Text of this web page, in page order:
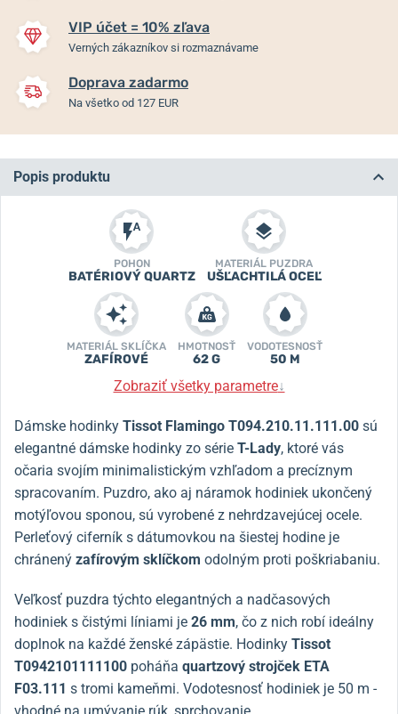
VIP účet = 10% zľava
Verných zákazníkov si rozmaznávame
Doprava zadarmo
Na všetko od 127 EUR
Popis produktu
POHON
BATÉRIOVÝ QUARTZ
MATERIÁL PUZDRA
UŠĽACHTILÁ OCEĽ
MATERIÁL SKLÍČKA
ZAFÍROVÉ
HMOTNOSŤ
62 G
VODOTESNOSŤ
50 M
Zobraziť všetky parametre↓
Dámske hodinky Tissot Flamingo T094.210.11.111.00 sú
elegantné dámske hodinky zo série T-Lady, ktoré vás
očaria svojím minimalistickým vzhľadom a precíznym
spracovaním. Puzdro, ako aj náramok hodiniek ukončený
motýľovou sponou, sú vyrobené z nehrdzavejúcej ocele.
Perleťový ciferník s dátumovkou na šiestej hodine je
chránený zafírovým sklíčkom odolným proti poškriabaniu.
Veľkosť puzdra týchto elegantných a nadčasových
hodiniek s čistými líniami je 26 mm, čo z nich robí ideálny
doplnok na každé ženské zápästie. Hodinky Tissot
T0942101111100 poháňa quartzový strojček ETA
F03.111 s tromi kameňmi. Vodotesnosť hodiniek je 50 m -